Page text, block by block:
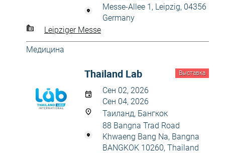
Messe-Allee 1, Leipzig, 04356
Germany
Leipziger Messe
Медицина
Выставка
Thailand Lab
Сен 02, 2026
Сен 04, 2026
Таиланд, Бангкок
88 Bangna Trad Road
Khwaeng Bang Na, Bangna
BANGKOK 10260, Thailand